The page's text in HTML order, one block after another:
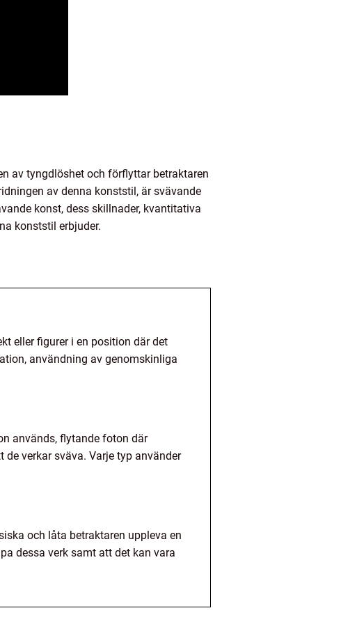
av tyngdlöshet och förflyttar betraktaren
av denna konststil, är svävande
konst, dess skillnader, kvantitativa
konststil erbjuder.
eller figurer i en position där det
användning av genomskinliga
används, flytande foton där
verkar sväva. Varje typ använder
och låta betraktaren uppleva en
dessa verk samt att det kan vara